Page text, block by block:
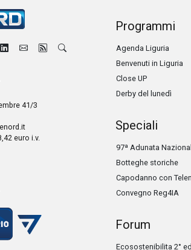
41/3
euro i.v.
Programmi
Agenda Liguria
Benvenuti in Liguria
Close UP
Derby del lunedì
Speciali
97ª Adunata
Botteghe storiche
Capodanno con
Convegno Reg4IA
Forum
Ecosostenibilita 2°